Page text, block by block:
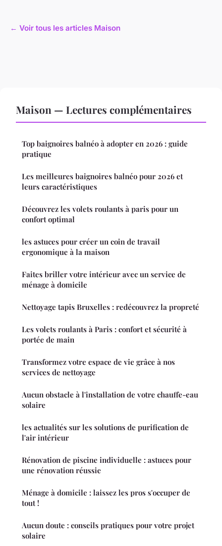
← Voir tous les articles Maison
Maison — Lectures complémentaires
Top baignoires balnéo à adopter en 2026 : guide
pratique
Les meilleures baignoires balnéo pour 2026 et
leurs caractéristiques
Découvrez les volets roulants à paris pour un
confort optimal
les astuces pour créer un coin de travail
ergonomique à la maison
Faites briller votre intérieur avec un service de
ménage à domicile
Nettoyage tapis Bruxelles : redécouvrez la propreté
Les volets roulants à Paris : confort et sécurité à
portée de main
Transformez votre espace de vie grâce à nos
services de nettoyage
Aucun obstacle à l'installation de votre chauffe-eau
solaire
les actualités sur les solutions de purification de
l'air intérieur
Rénovation de piscine individuelle : astuces pour
une rénovation réussie
Ménage à domicile : laissez les pros s'occuper de
tout !
Aucun doute : conseils pratiques pour votre projet
solaire